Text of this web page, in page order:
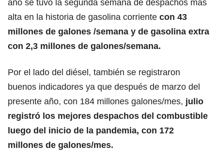
año se tuvo la segunda semana de despachos más
alta en la historia de gasolina corriente con 43
millones de galones /semana y de gasolina extra
con 2,3 millones de galones/semana.
Por el lado del diésel, también se registraron
buenos indicadores ya que después de marzo del
presente año, con 184 millones galones/mes, julio
registró los mejores despachos del combustible
luego del inicio de la pandemia, con 172
millones de galones/mes.